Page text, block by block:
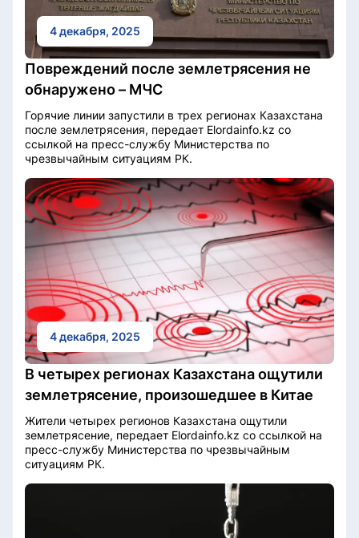
4 декабря, 2025
Повреждений после землетрясения не
обнаружено – МЧС
Горячие линии запустили в трех регионах Казахстана
после землетрясения, передает Elordainfo.kz со
ссылкой на пресс-службу Министерства по
чрезвычайным ситуациям РК.
4 декабря, 2025
В четырех регионах Казахстана ощутили
землетрясение, произошедшее в Китае
Жители четырех регионов Казахстана ощутили
землетрясение, передает Elordainfo.kz со ссылкой на
пресс-службу Министерства по чрезвычайным
ситуациям РК.